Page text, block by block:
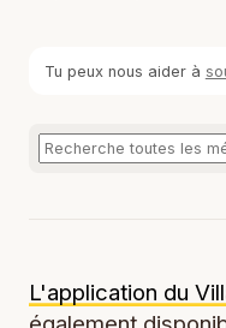
Tu peux nous aider à
L'application du